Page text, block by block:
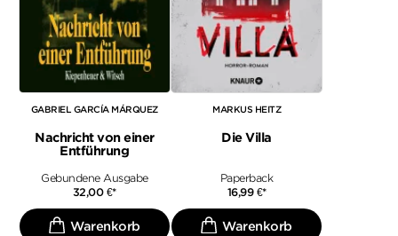
GABRIEL GARCÍA MÁRQUEZ
Nachricht von einer
Entführung
Gebundene Ausgabe
32,00 €*
MARKUS HEITZ
Die Villa
Paperback
16,99 €*